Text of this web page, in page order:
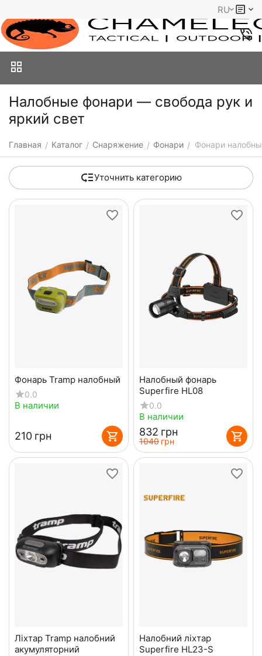
RU
Налобные фонари — свобода рук и
яркий свет
Главная / Каталог / Снаряжение / Фонари / Фонари
Уточнить категорию
Фонарь Tramp налобный
0.0
В наличии
‍210‍ грн
Налобный фонарь
Superfire HL08
0.0
В наличии
‍832‍ грн
‍1040‍ грн
Ліхтар Tramp налобний
акумуляторний
Налобний ліхтар
Superfire HL23-S